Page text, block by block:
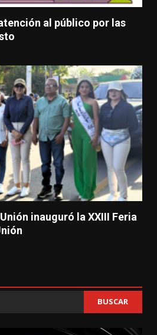
al público por las
inauguró la XXIII Feria
BUSCAR